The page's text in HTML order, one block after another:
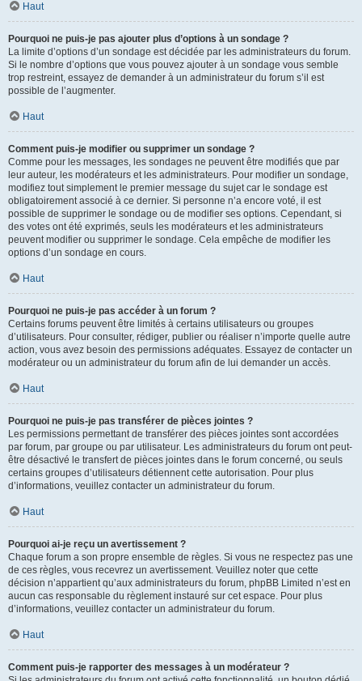
Haut
Pourquoi ne puis-je pas ajouter plus d’options à un sondage ?
La limite d’options d’un sondage est décidée par les administrateurs du forum.
Si le nombre d’options que vous pouvez ajouter à un sondage vous semble
trop restreint, essayez de demander à un administrateur du forum s’il est
possible de l’augmenter.
Haut
Comment puis-je modifier ou supprimer un sondage ?
Comme pour les messages, les sondages ne peuvent être modifiés que par
leur auteur, les modérateurs et les administrateurs. Pour modifier un sondage,
modifiez tout simplement le premier message du sujet car le sondage est
obligatoirement associé à ce dernier. Si personne n’a encore voté, il est
possible de supprimer le sondage ou de modifier ses options. Cependant, si
des votes ont été exprimés, seuls les modérateurs et les administrateurs
peuvent modifier ou supprimer le sondage. Cela empêche de modifier les
options d’un sondage en cours.
Haut
Pourquoi ne puis-je pas accéder à un forum ?
Certains forums peuvent être limités à certains utilisateurs ou groupes
d’utilisateurs. Pour consulter, rédiger, publier ou réaliser n’importe quelle autre
action, vous avez besoin des permissions adéquates. Essayez de contacter un
modérateur ou un administrateur du forum afin de lui demander un accès.
Haut
Pourquoi ne puis-je pas transférer de pièces jointes ?
Les permissions permettant de transférer des pièces jointes sont accordées
par forum, par groupe ou par utilisateur. Les administrateurs du forum ont peut-
être désactivé le transfert de pièces jointes dans le forum concerné, ou seuls
certains groupes d’utilisateurs détiennent cette autorisation. Pour plus
d’informations, veuillez contacter un administrateur du forum.
Haut
Pourquoi ai-je reçu un avertissement ?
Chaque forum a son propre ensemble de règles. Si vous ne respectez pas une
de ces règles, vous recevrez un avertissement. Veuillez noter que cette
décision n’appartient qu’aux administrateurs du forum, phpBB Limited n’est en
aucun cas responsable du règlement instauré sur cet espace. Pour plus
d’informations, veuillez contacter un administrateur du forum.
Haut
Comment puis-je rapporter des messages à un modérateur ?